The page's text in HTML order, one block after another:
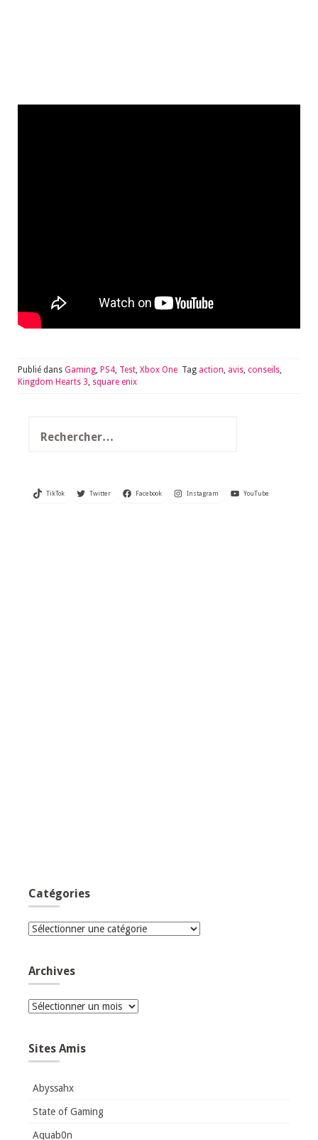
Publié dans Gaming, PS4, Test, Xbox One Tag action, avis, conseils,
Kingdom Hearts 3, square enix
TikTok Twitter Facebook Instagram YouTube
Catégories
Catégories
Archives
Archives
Sites Amis
Abyssahx
State of Gaming
Aquab0n